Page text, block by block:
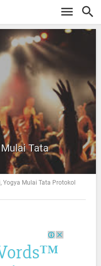
Tata
Yogya Mulai Tata Protokol